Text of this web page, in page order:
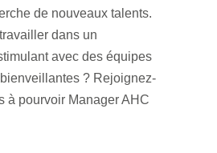
de nouveaux talents.
dans un
avec des équipes
? Rejoignez-
à pourvoir Manager AHC